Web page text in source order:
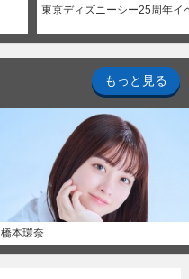
東京ディズニーシー25周年イ
もっと見る
橋本環奈